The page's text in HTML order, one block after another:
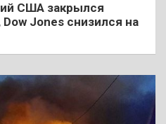
США закрылся
Jones снизился на